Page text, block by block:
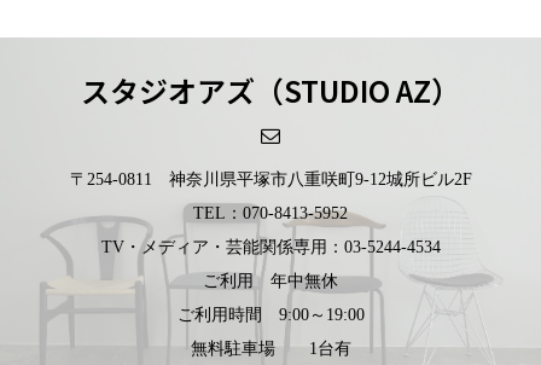
スタジオアズ（STUDIO AZ）
〒254-0811 神奈川県平塚市八重咲町9-12城所ビル2F
TEL：070-8413-5952
TV・メディア・芸能関係専用：03-5244-4534
ご利用 年中無休
ご利用時間 9:00～19:00
無料駐車場 1台有